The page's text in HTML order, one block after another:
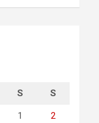
S S
1 2